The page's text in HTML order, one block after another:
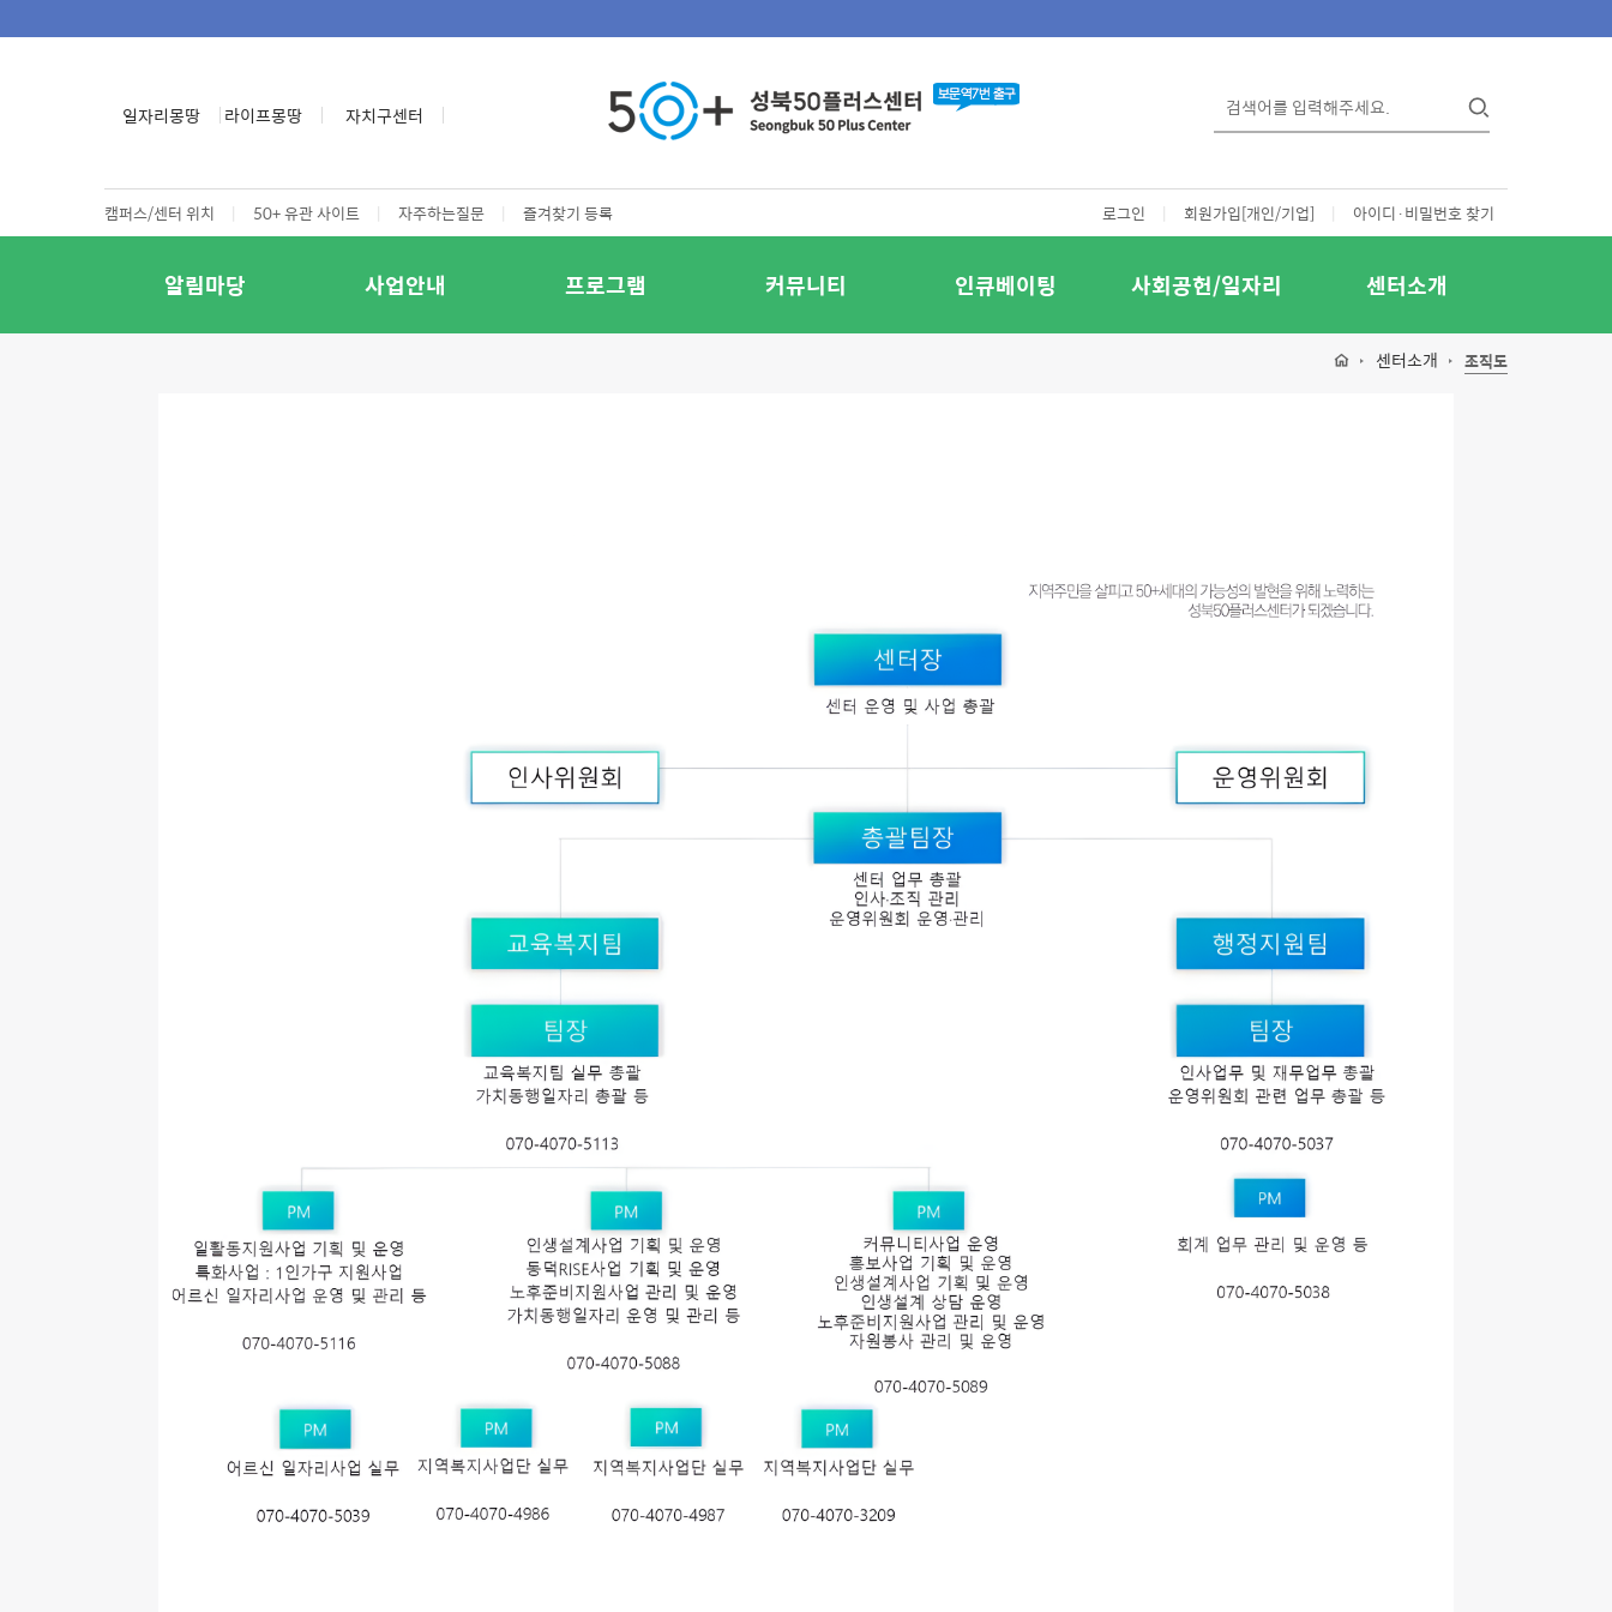
일자리몽땅 라이프몽땅 자치구센터
캠퍼스/센터 위치 | 50+ 유관 사이트 | 자주하는질문 | 즐겨찾기 등록 로그인 | 회원가입[개인/기업] | 아이디·비밀번호 찾기
알림마당 사업안내 프로그램 커뮤니티 인큐베이팅 사회공헌/일자리 센터소개
센터소개 조직도